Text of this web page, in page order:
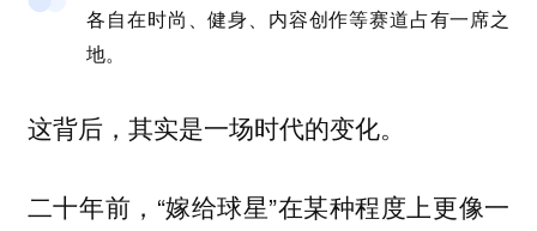
各自在时尚、健身、内容创作等赛道占有一席之
地。
这背后，其实是一场时代的变化。
二十年前，“嫁给球星”在某种程度上更像一